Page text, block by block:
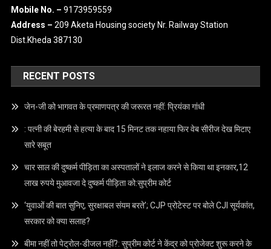
Mobile No. – 9173959559
Address –209 Aketa Housing society Nr. Railway Station
Dist.Kheda 387130
RECENT POSTS
जेन-जी को भागवत के प्रमाणपत्र की जरूरत नहीं: प्रियंका गांधी
: पत्नी की बेरहमी से हत्या के बाद 15 मिनट तक नहाया फिर वेब सीरीज देख मिटाए
सारे सबूत
चार साल की दुष्कर्म पीड़िता का अस्पतालों ने इलाज करने से किया था इनकार,12
लाख रुपये मुआवजा दे दुष्कर्म पीड़िता को:सुप्रीम कोर्ट
‘युवाओं की बात सुनिए, सुरक्षाबल संयम बरते’; CJP प्रोटेस्ट पर बोले CJI सूर्यकांत,
सरकार को क्या सलाह?
बीमा नहीं तो पेट्रोल-डीजल नहीं?: सुप्रीम कोर्ट ने केंद्र को प्रोजेक्ट शुरू करने के